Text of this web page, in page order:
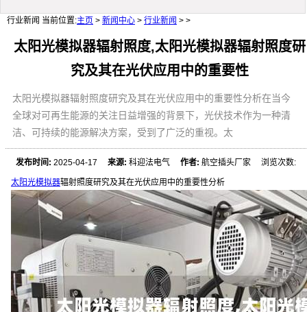
行业新闻 当前位置:主页 > 新闻中心 > 行业新闻 > >
太阳光模拟器辐射照度,太阳光模拟器辐射照度研
究及其在光伏应用中的重要性
太阳光模拟器辐射照度研究及其在光伏应用中的重要性分析在当今
全球对可再生能源的关注日益增强的背景下，光伏技术作为一种清
洁、可持续的能源解决方案，受到了广泛的重视。太
发布时间: 2025-04-17来源: 科迎法电气作者: 航空插头厂家 浏览次数:
太阳光模拟器辐射照度研究及其在光伏应用中的重要性分析